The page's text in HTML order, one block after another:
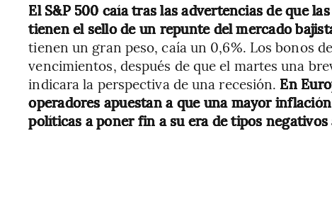
El S&P 500 caía tras las advertencias de que
tienen el sello de un repunte del mercado
tienen un gran peso, caía un 0,6%. Los bonos
vencimientos, después de que el martes una
indicara la perspectiva de una recesión. En
operadores apuestan a que una mayor
políticas a poner fin a su era de tipos